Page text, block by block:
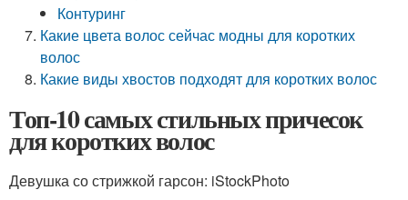
Контуринг
Какие цвета волос сейчас модны для коротких
волос
Какие виды хвостов подходят для коротких волос
Топ-10 самых стильных причесок
для коротких волос
Девушка со стрижкой гарсон: iStockPhoto